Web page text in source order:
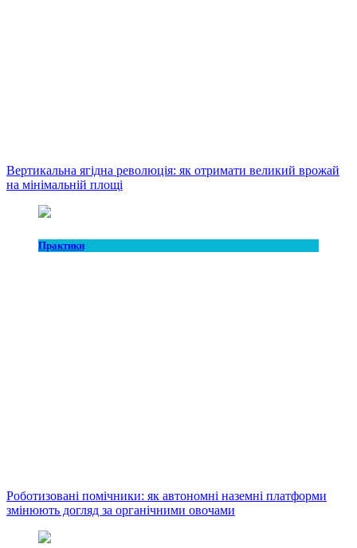
Вертикальна ягідна революція: як отримати великий врожай
на мінімальній площі
Практики
Роботизовані помічники: як автономні наземні платформи
змінюють догляд за органічними овочами